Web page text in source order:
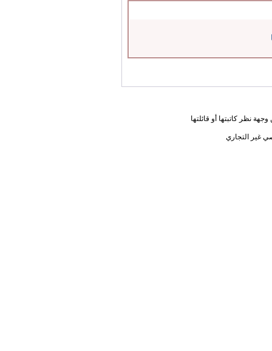
نظر كاتبتها أو قائلتها
غير التجاري